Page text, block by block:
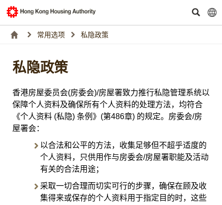
常用选项 私隐政策
私隐政策
香港房屋委员会(房委会)/房屋署致力推行私隐管理系统以
保障个人资料及确保所有个人资料的处理方法，均符合
《个人资料 (私隐) 条例》(第486章) 的规定。房委会/房
屋署会：
以合法和公平的方法，收集足够但不超乎适度的
个人资料，只供用作与房委会/房屋署职能及活动
有关的合法用途；
采取一切合理而切实可行的步骤，确保在顾及收
集得来或保存的个人资料用于指定目的时，这些